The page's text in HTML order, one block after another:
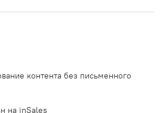
контента без письменного
на inSales